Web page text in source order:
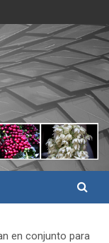
en conjunto para